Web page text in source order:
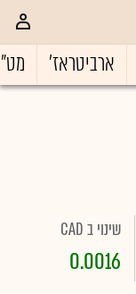
ארביטראז'
שינוי ב CAD
0.0016